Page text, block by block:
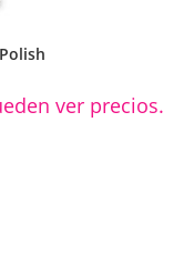
ver precios.